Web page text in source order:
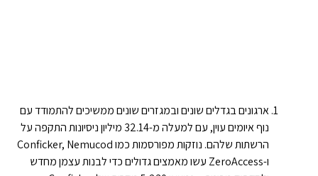
ארגונים בגדלים שונים ובמגזרים שונים ממשיכים להתמודד עם
נוף איומים עוין, עם למעלה מ-32.14 מיליון ניסיונות התקפה על
הרשתות שלהם. נוזקות מפורסמות כמו Conficker, Nemucod
ו-ZeroAccess עשו מאמצים גדולים כדי לבנות עצמן מחדש